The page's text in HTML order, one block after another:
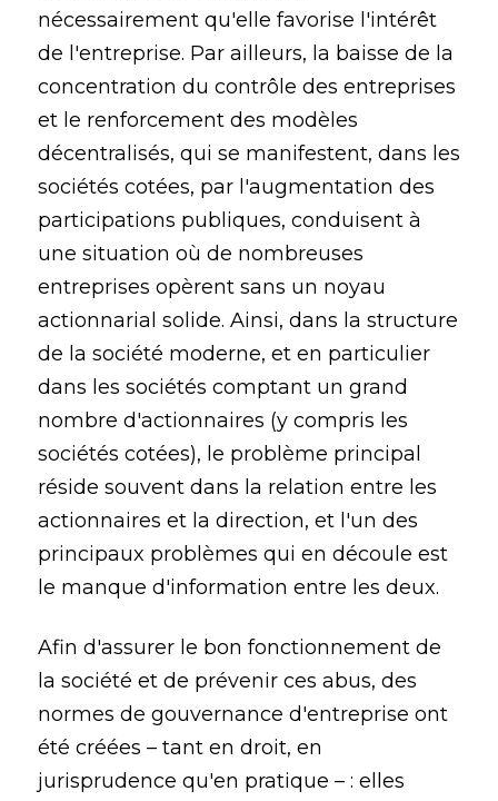
nécessairement qu'elle favorise l'intérêt
de l'entreprise. Par ailleurs, la baisse de la
concentration du contrôle des entreprises
et le renforcement des modèles
décentralisés, qui se manifestent, dans les
sociétés cotées, par l'augmentation des
participations publiques, conduisent à
une situation où de nombreuses
entreprises opèrent sans un noyau
actionnarial solide. Ainsi, dans la structure
de la société moderne, et en particulier
dans les sociétés comptant un grand
nombre d'actionnaires (y compris les
sociétés cotées), le problème principal
réside souvent dans la relation entre les
actionnaires et la direction, et l'un des
principaux problèmes qui en découle est
le manque d'information entre les deux.
Afin d'assurer le bon fonctionnement de
la société et de prévenir ces abus, des
normes de gouvernance d'entreprise ont
été créées – tant en droit, en
jurisprudence qu'en pratique – : elles